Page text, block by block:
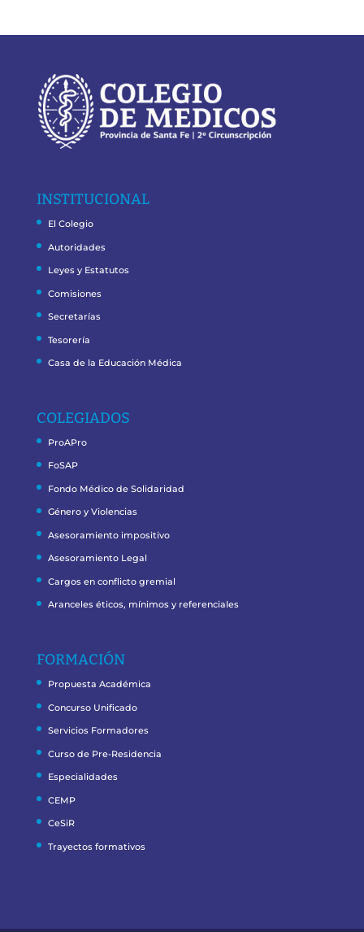
INSTITUCIONAL
El Colegio
Autoridades
Leyes y Estatutos
Comisiones
Secretarías
Tesorería
Casa de la Educación Médica
COLEGIADOS
ProAPro
FoSAP
Fondo Médico de Solidaridad
Género y Violencias
Asesoramiento impositivo
Asesoramiento Legal
Cargos en conflicto gremial
Aranceles éticos, mínimos y referenciales
FORMACIÓN
Propuesta Académica
Concurso Unificado
Servicios Formadores
Curso de Pre-Residencia
Especialidades
CEMP
CeSiR
Trayectos formativos